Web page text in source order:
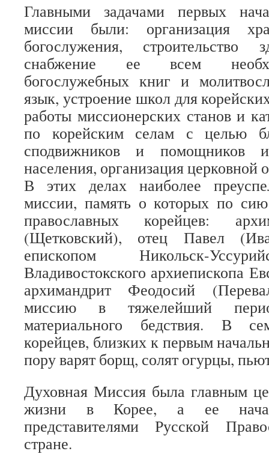
Главными задачами первых
миссии были: организация
богослужения,
снабжение ее всем
богослужебных книг и
язык, устроение школ для
работы миссионерских станов и
по корейским селам с целью
сподвижников и помощников
населения, организация церковной
В этих делах наиболее
миссии, память о которых по
православных корейцев:
(Щетковский), отец Павел
епископом Никольск-
Владивостокского архиепископа
архимандрит Феодосий
миссию в тяжелейший
материального бедствия. В
корейцев, близких к первым
пору варят борщ, солят огурцы,
Духовная Миссия была главным
жизни в Корее, а ее
представителями Русской
стране.